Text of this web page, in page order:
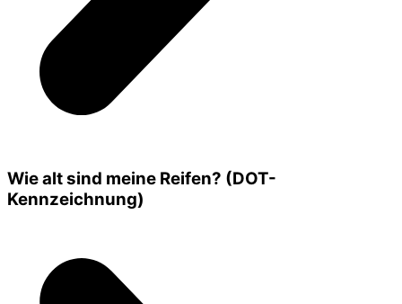
Wie alt sind meine Reifen? (DOT-
Kennzeichnung)